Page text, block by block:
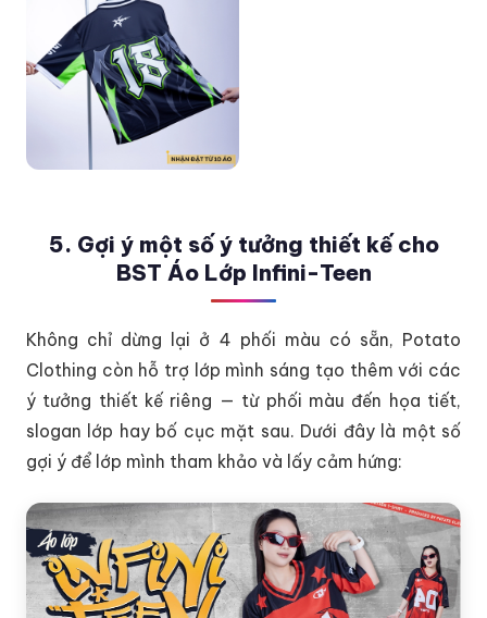
5. Gợi ý một số ý tưởng thiết kế cho
BST Áo Lớp Infini-Teen
Không chỉ dừng lại ở 4 phối màu có sẵn, Potato
Clothing còn hỗ trợ lớp mình sáng tạo thêm với các
ý tưởng thiết kế riêng — từ phối màu đến họa tiết,
slogan lớp hay bố cục mặt sau. Dưới đây là một số
gợi ý để lớp mình tham khảo và lấy cảm hứng: